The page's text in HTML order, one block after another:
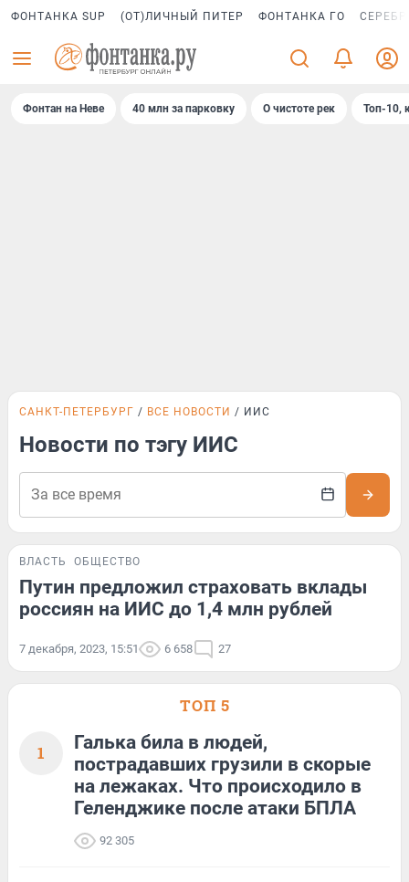
ФОНТАНКА SUP (ОТ)ЛИЧНЫЙ ПИТЕР ФОНТАНКА ГО
Фонтан на Неве 40 млн за парковку О чистоте рек Топ-10,
САНКТ-ПЕТЕРБУРГ ВСЕ НОВОСТИ ИИС
Новости по тэгу ИИС
ВЛАСТЬ ОБЩЕСТВО
Путин предложил страховать вклады
россиян на ИИС до 1,4 млн рублей
7 декабря, 2023, 15:51 6 658 27
ТОП 5
1
Галька била в людей,
пострадавших грузили в скорые
на лежаках. Что происходило в
Геленджике после атаки БПЛА
92 305